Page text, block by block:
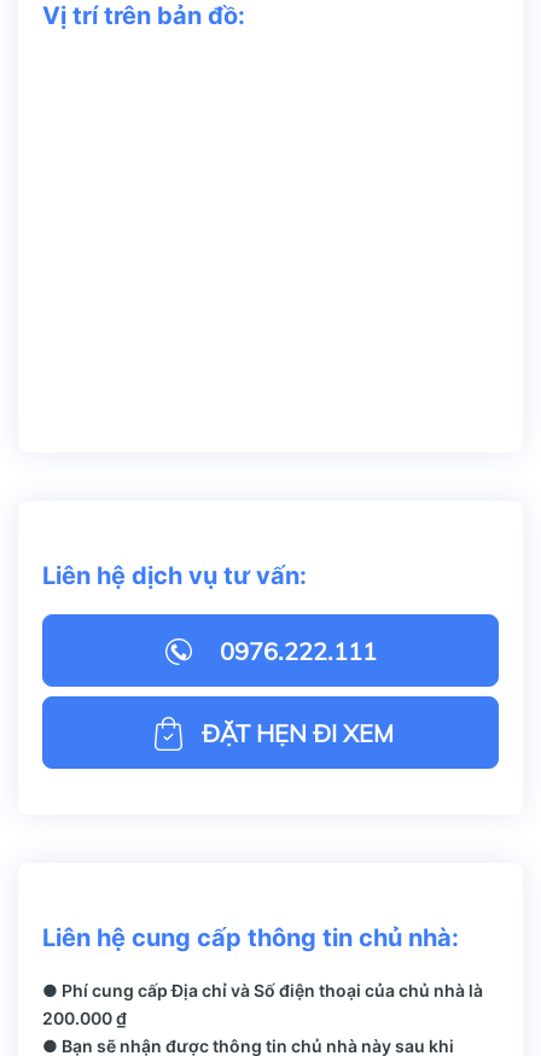
Vị trí trên bản đồ:
Liên hệ dịch vụ tư vấn:
0976.222.111
ĐẶT HẸN ĐI XEM
Liên hệ cung cấp thông tin chủ nhà:
● Phí cung cấp Địa chỉ và Số điện thoại của chủ nhà là
200.000 ₫
● Bạn sẽ nhận được thông tin chủ nhà này sau khi